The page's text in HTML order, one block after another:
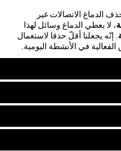
الدماغ الاتصالات غير
، لا يعطي الدماغ وسائل لهذا
. إنّه يجعلنا أقلّ حذقا لاستعمال
في الأنشطة اليومية.